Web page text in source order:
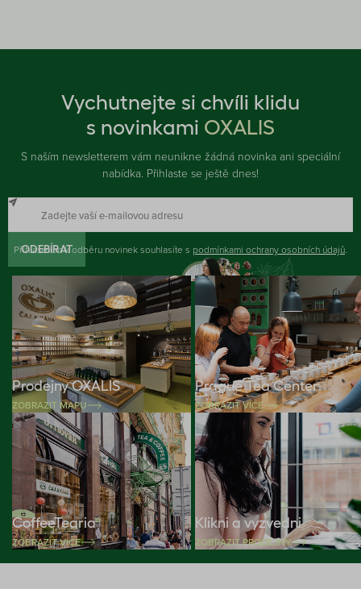
Vychutnejte si chvíli klidu
s novinkami OXALIS
S naším newsletterem vám neunikne žádná novinka ani speciální
nabídka. Přihlaste se ještě dnes!
ODEBÍRAT
Přihlášením k odběru novinek souhlasíte s podmínkami ochrany osobních údajů.
Prodejny OXALIS
ZOBRAZIT MAPU
Prague Tea Center
ZOBRAZIT VÍCE
CoffeeTearia
ZOBRAZIT VÍCE
Klikni a vyzvedni
ZOBRAZIT PRODEJNY